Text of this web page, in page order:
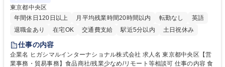
東京都中央区
年間休日120日以上
月平均残業時間20時間以内 転勤なし
英語
退職金あり
在宅OK 交通費支給 駅近5分以内 土日祝休み
仕事の内容
企業名 ヒガシマルインターナショナル株式会社 求人名 東京都中央区【営
業事務・貿易事務】食品商社/残業少なめ/リモート等相談可 仕事の内容 食